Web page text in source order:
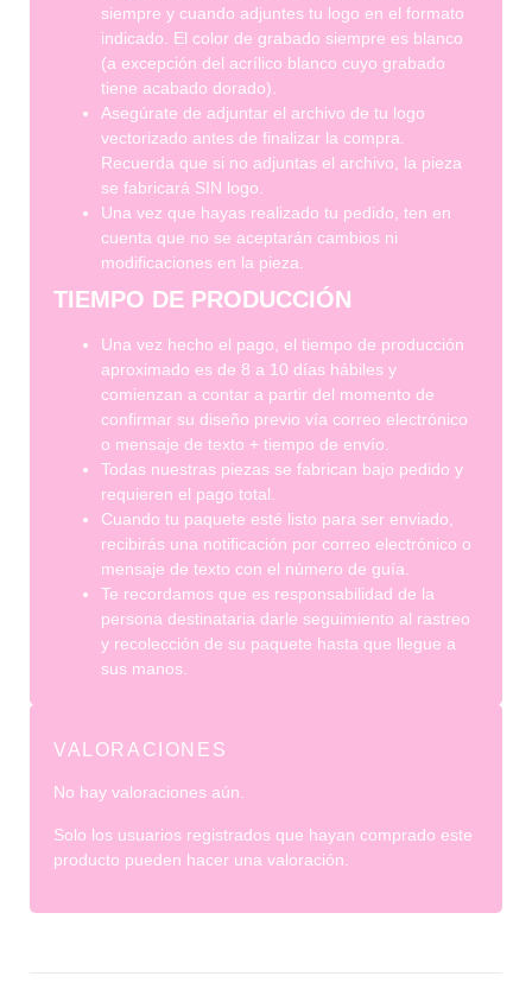
siempre y cuando adjuntes tu logo en el formato
indicado. El color de grabado siempre es blanco
(a excepción del acrílico blanco cuyo grabado
tiene acabado dorado).
Asegúrate de adjuntar el archivo de tu logo
vectorizado antes de finalizar la compra.
Recuerda que si no adjuntas el archivo, la pieza
se fabricará SIN logo.
Una vez que hayas realizado tu pedido, ten en
cuenta que no se aceptarán cambios ni
modificaciones en la pieza.
TIEMPO DE PRODUCCIÓN
Una vez hecho el pago, el tiempo de producción
aproximado es de 8 a 10 días hábiles y
comienzan a contar a partir del momento de
confirmar su diseño previo vía correo electrónico
o mensaje de texto + tiempo de envío.
Todas nuestras piezas se fabrican bajo pedido y
requieren el pago total.
Cuando tu paquete esté listo para ser enviado,
recibirás una notificación por correo electrónico o
mensaje de texto con el número de guía.
Te recordamos que es responsabilidad de la
persona destinataria darle seguimiento al rastreo
y recolección de su paquete hasta que llegue a
sus manos.
VALORACIONES
No hay valoraciones aún.
Solo los usuarios registrados que hayan comprado este
producto pueden hacer una valoración.